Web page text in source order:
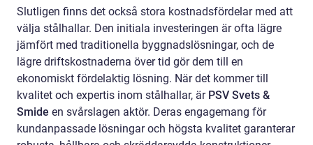
Slutligen finns det också stora kostnadsfördelar med att
välja stålhallar. Den initiala investeringen är ofta lägre
jämfört med traditionella byggnadslösningar, och de
lägre driftskostnaderna över tid gör dem till en
ekonomiskt fördelaktig lösning. När det kommer till
kvalitet och expertis inom stålhallar, ärPSV Svets &
Smide en svårslagen aktör. Deras engagemang för
kundanpassade lösningar och högsta kvalitet garanterar